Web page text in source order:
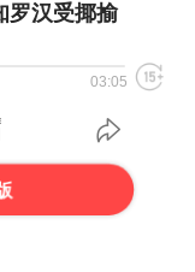
罗汉受揶揄
03:05